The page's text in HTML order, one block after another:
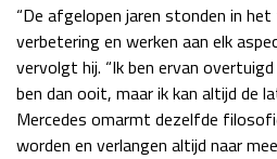
“De afgelopen jaren stonden in
verbetering en werken aan elk
vervolgt hij. “Ik ben ervan
ben dan ooit, maar ik kan altijd de
Mercedes omarmt dezelfde
worden en verlangen altijd naar